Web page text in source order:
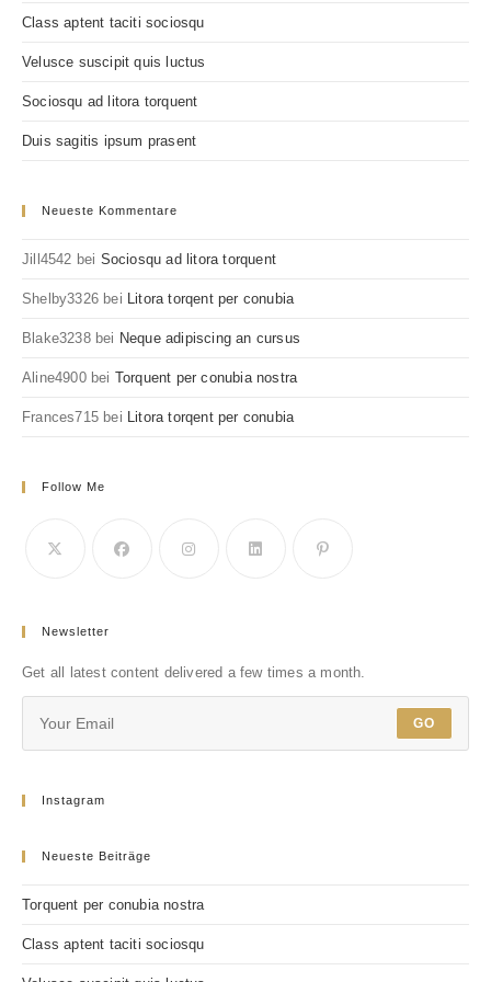
Class aptent taciti sociosqu
Velusce suscipit quis luctus
Sociosqu ad litora torquent
Duis sagitis ipsum prasent
Neueste Kommentare
Jill4542 bei Sociosqu ad litora torquent
Shelby3326 bei Litora torqent per conubia
Blake3238bei Neque adipiscing an cursus
Aline4900bei Torquent per conubia nostra
Frances715 bei Litora torqent per conubia
Follow Me
Newsletter
Get all latest content delivered a few times a month.
GO
Instagram
Neueste Beiträge
Torquent per conubia nostra
Class aptent taciti sociosqu